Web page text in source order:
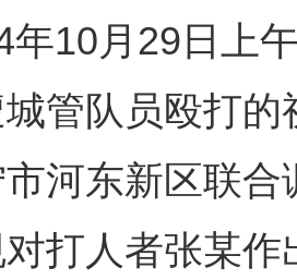
月29日上午
管队员殴打
河东新区联
打人者张某